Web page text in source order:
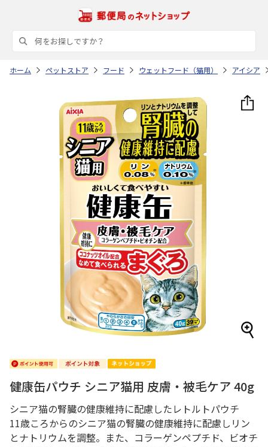
ホーム ペットストア フード ウェットフード（猫用） アイシア
健康缶パウチ シニア猫用 皮膚・被毛ケア 40g
シニア猫の腎臓の健康維持に配慮したレトルトパウチ
11歳ころからのシニア猫の腎臓の健康維持に配慮しリン
とナトリウムを調整。また、コラーゲンペプチド、ビオチ